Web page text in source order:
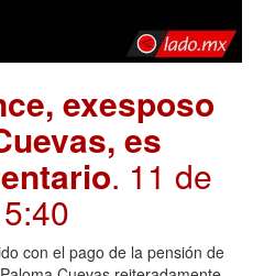
exesposo
es
. 11 de
con el pago de la pensión de